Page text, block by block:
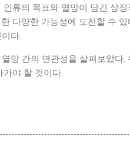
류의 목표와 열망이 담긴 상
다양한 가능성에 도전할 수
다.
망 간의 연관성을 살펴보았다
야 할 것이다.